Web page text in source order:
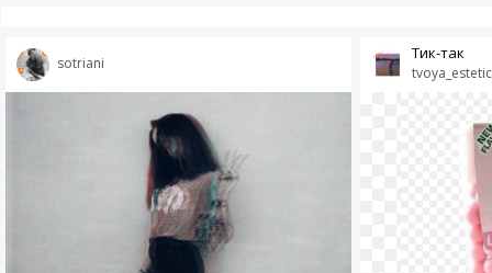
sotriani
Тик-так